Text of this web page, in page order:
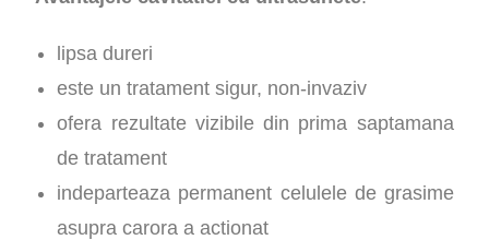
lipsa dureri
este un tratament sigur, non-invaziv
ofera rezultate vizibile din prima saptamana
de tratament
indeparteaza permanent celulele de grasime
asupra carora a actionat